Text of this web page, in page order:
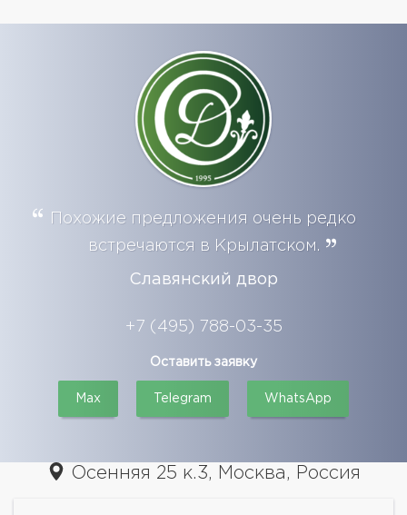
Похожие предложения очень редко
встречаются в Крылатском.
Славянский двор
+7 (495) 788-03-35
Оставить заявку
Max Telegram WhatsApp
Осенняя 25 к.3, Москва, Россия